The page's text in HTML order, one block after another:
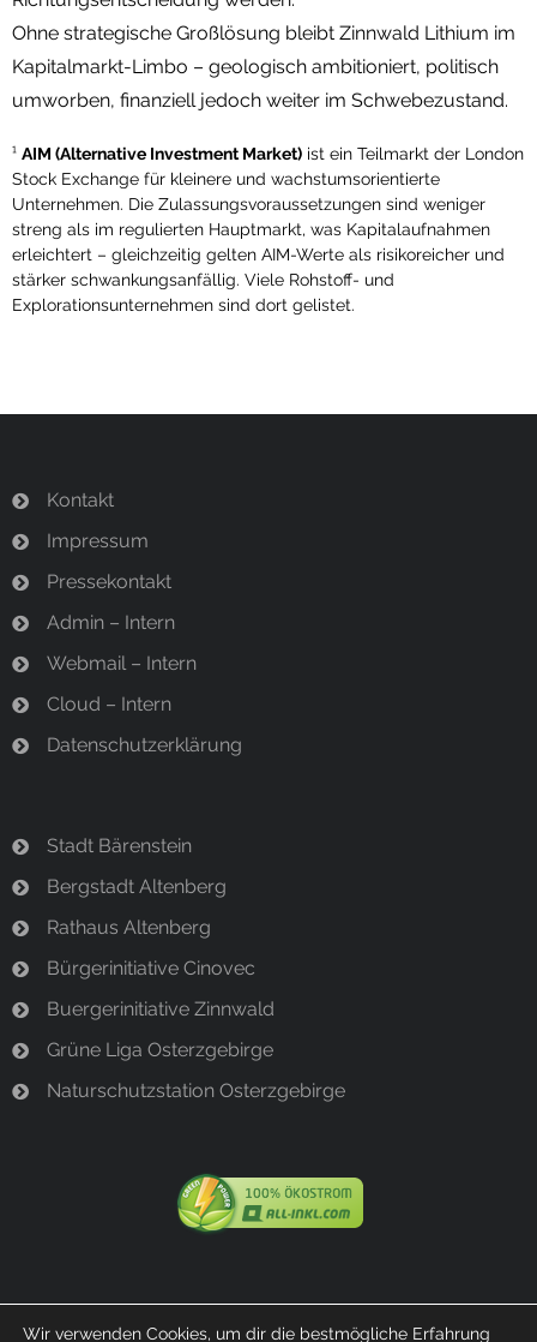
Ohne strategische Großlösung bleibt Zinnwald Lithium im
Kapitalmarkt-Limbo – geologisch ambitioniert, politisch
umworben, finanziell jedoch weiter im Schwebezustand.
¹ AIM (Alternative Investment Market) ist ein Teilmarkt der London
Stock Exchange für kleinere und wachstumsorientierte
Unternehmen. Die Zulassungsvoraussetzungen sind weniger
streng als im regulierten Hauptmarkt, was Kapitalaufnahmen
erleichtert – gleichzeitig gelten AIM-Werte als risikoreicher und
stärker schwankungsanfällig. Viele Rohstoff- und
Explorationsunternehmen sind dort gelistet.
Kontakt
Impressum
Pressekontakt
Admin – Intern
Webmail – Intern
Cloud – Intern
Datenschutzerklärung
Stadt Bärenstein
Bergstadt Altenberg
Rathaus Altenberg
Bürgerinitiative Cinovec
Buergerinitiative Zinnwald
Grüne Liga Osterzgebirge
Naturschutzstation Osterzgebirge
Wir verwenden Cookies, um dir die bestmögliche Erfahrung